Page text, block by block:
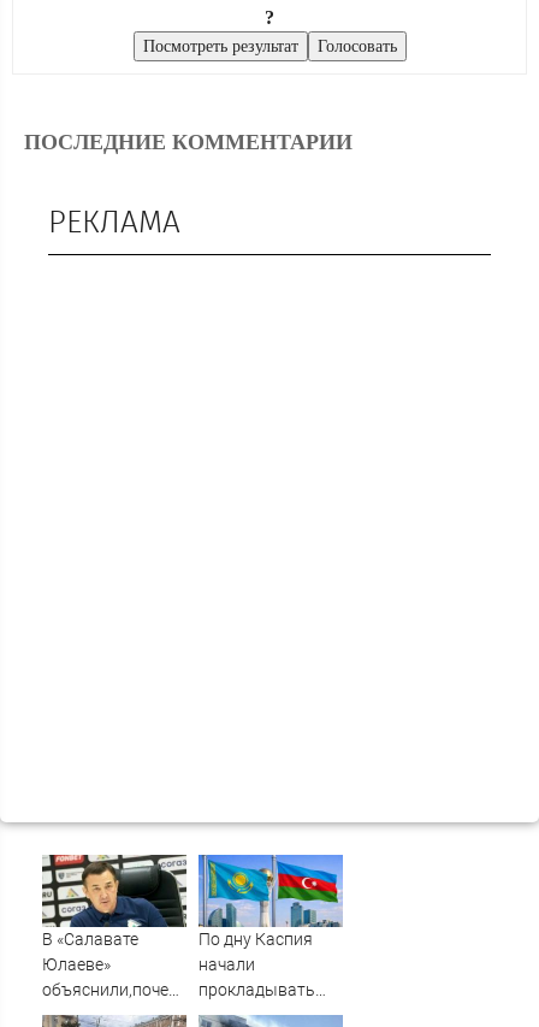
?
ПОСЛЕДНИЕ КОММЕНТАРИИ
РЕКЛАМА
В «Салавате
Юлаеве»
объяснили,почему
не стали активно
По дну Каспия
начали
прокладывать
стратегический